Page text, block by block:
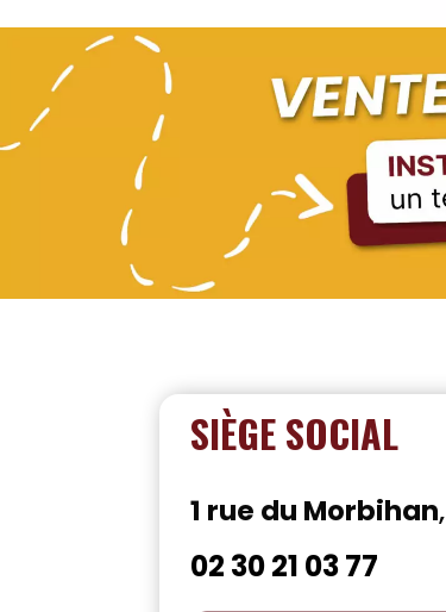
SIÈGE SOCIAL
1 rue du Morbihan,
02 30 21 03 77